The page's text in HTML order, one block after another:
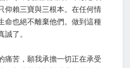
仰賴三寶與三根本。在任何情
命也絕不離棄他們。做到這種
了。
痛苦，願我承擔一切正在承受